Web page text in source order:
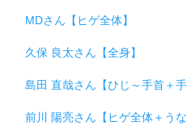
MDさん【ヒゲ全体】
久保 良太さん【全身】
島田 直哉さん【ひじ～手首＋手
前川 陽亮さん【ヒゲ全体＋うな